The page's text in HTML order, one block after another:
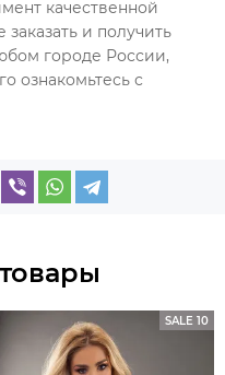
качественной
и получить
городе России,
ознакомьтесь с
SALE 10